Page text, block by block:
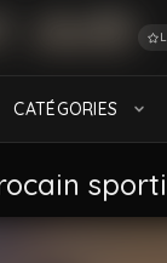
CATÉGORIES